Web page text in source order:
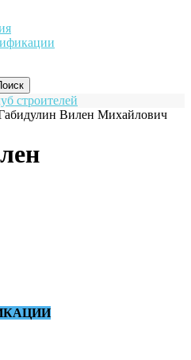
строителей
Вилен Михайлович